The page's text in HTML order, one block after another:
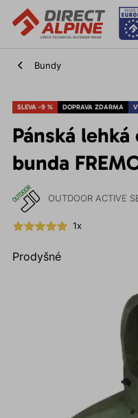
Bundy
SLEVA -9 % DOPRAVA ZDARMA
Pánská
bunda
OUTDOOR ACTIVE
1x
Prodyšné